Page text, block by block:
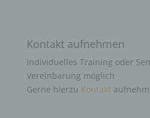
Kontakt aufnehmen
Individuelles Training oder
Vereinbarung möglich
Gerne hierzu Kontakt